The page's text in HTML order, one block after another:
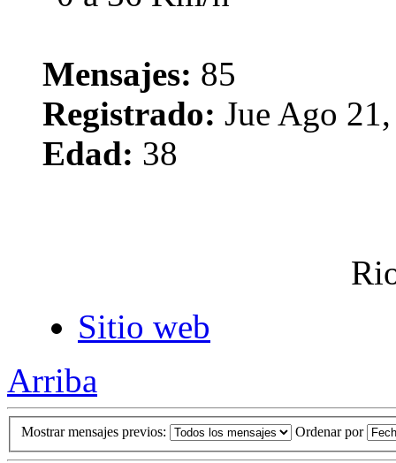
Mensajes: 85
Registrado: Jue Ago
Edad: 38
Sitio web
Arriba
Mostrar mensajes previos: Ordenar por